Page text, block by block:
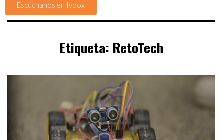
Escúchanos en Ivoox
Etiqueta: RetoTech